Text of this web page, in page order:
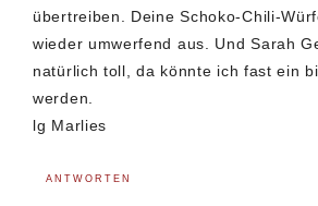
übertreiben. Deine Schoko-Chili-
wieder umwerfend aus. Und Sarah
natürlich toll, da könnte ich fast ein
werden.
lg Marlies
ANTWORTEN